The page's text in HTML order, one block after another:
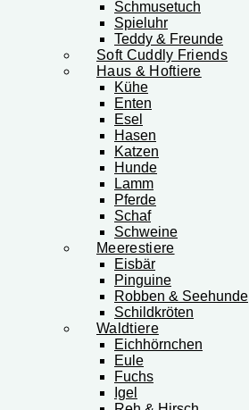
Schmusetuch
Spieluhr
Teddy & Freunde
Soft Cuddly Friends
Haus & Hoftiere
Kühe
Enten
Esel
Hasen
Katzen
Hunde
Lamm
Pferde
Schaf
Schweine
Meerestiere
Eisbär
Pinguine
Robben & Seehunde
Schildkröten
Waldtiere
Eichhörnchen
Eule
Fuchs
Igel